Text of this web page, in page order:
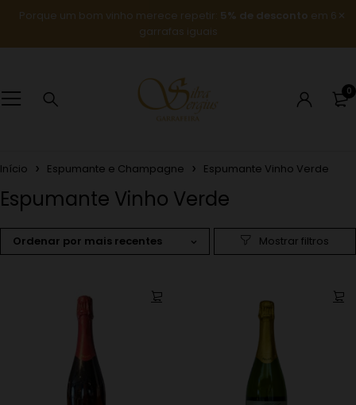
Porque um bom vinho merece repetir: 5% de desconto em 6
garrafas iguais
0
Início Espumante e Champagne Espumante Vinho Verde
Espumante Vinho Verde
Ordenar por mais recentes